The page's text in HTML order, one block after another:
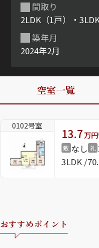
シャーメゾンとは
シ
ルームツアー 動
ShaMaison STYLE
シャーメゾンライフサポー
自立型サービス付き・シニ
築年月
2024年2月
間取り
2LDK（1戸）・3LDK
空室一覧
0102号室
13.7万円
敷 なし 礼
3LDK
おすすめポイント